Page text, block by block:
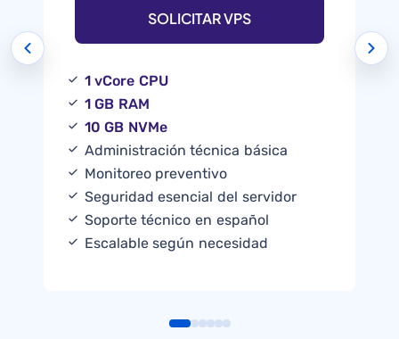
SOLICITAR VPS
1 vCore CPU
1 GB RAM
10 GB NVMe
Administración técnica básica
Monitoreo preventivo
Seguridad esencial del servidor
Soporte técnico en español
Escalable según necesidad